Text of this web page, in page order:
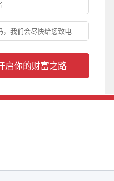
启你的财富之路